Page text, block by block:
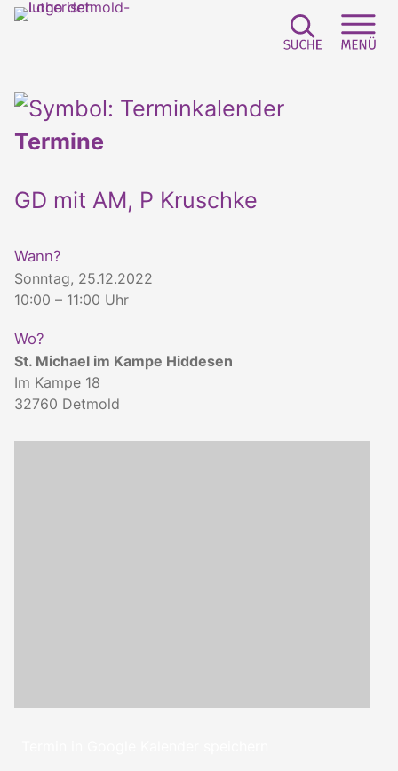
Termine
GD mit AM, P Kruschke
Wann?
Sonntag, 25.12.2022
10:00 – 11:00 Uhr
Wo?
St. Michael im Kampe Hiddesen
Im Kampe 18
32760 Detmold